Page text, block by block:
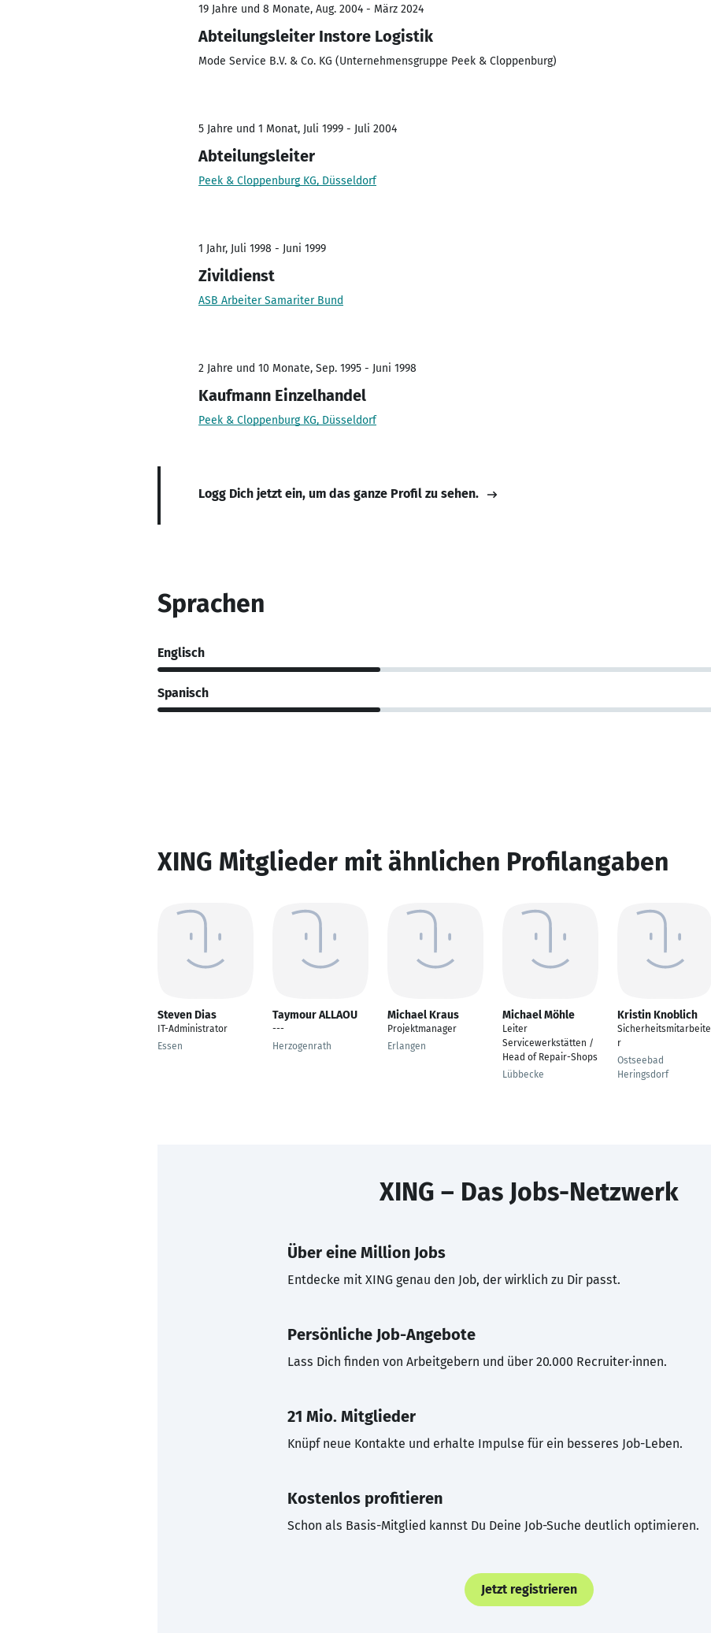
19 Jahre und 8 Monate, Aug. 2004 - März 2024
Abteilungsleiter Instore Logistik
Mode Service B.V. & Co. KG (Unternehmensgruppe Peek & Cloppenburg)
5 Jahre und 1 Monat, Juli 1999 - Juli 2004
Abteilungsleiter
Peek & Cloppenburg KG, Düsseldorf
1 Jahr, Juli 1998 - Juni 1999
Zivildienst
ASB Arbeiter Samariter Bund
2 Jahre und 10 Monate, Sep. 1995 - Juni 1998
Kaufmann Einzelhandel
Peek & Cloppenburg KG, Düsseldorf
Logg Dich jetzt ein, um das ganze Profil zu sehen.
Sprachen
Englisch
Spanisch
XING Mitglieder mit ähnlichen Profilangaben
Steven Dias
IT-Administrator
Essen
Taymour ALLAOU
---
Herzogenrath
Michael Kraus
Projektmanager
Erlangen
Michael Möhle
Leiter
Servicewerkstätten /
Head of Repair-Shops
Lübbecke
Kristin Knoblich
Sicherheitsmitarbeite
r
Ostseebad
Heringsdorf
XING – Das Jobs-Netzwerk
Über eine Million Jobs
Entdecke mit XING genau den Job, der wirklich zu Dir passt.
Persönliche Job-Angebote
Lass Dich finden von Arbeitgebern und über 20.000 Recruiter·innen.
21 Mio. Mitglieder
Knüpf neue Kontakte und erhalte Impulse für ein besseres Job-Leben.
Kostenlos profitieren
Schon als Basis-Mitglied kannst Du Deine Job-Suche deutlich optimieren.
Jetzt registrieren